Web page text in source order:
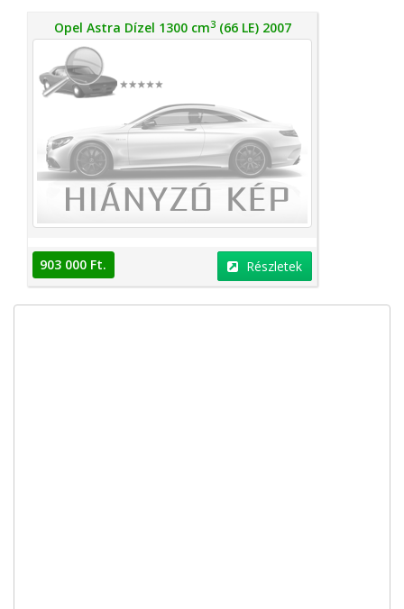
Opel Astra Dízel 1300 cm3(66 LE) 2007
903 000 Ft. Részletek